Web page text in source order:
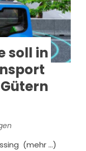
soll in
(mehr …)